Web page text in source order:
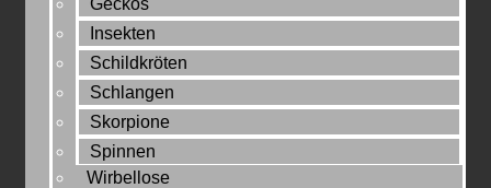
Geckos
Insekten
Schildkröten
Schlangen
Skorpione
Spinnen
Wirbellose